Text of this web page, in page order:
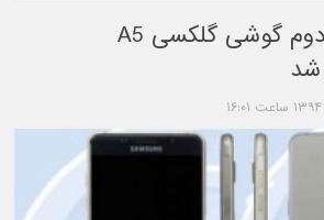
مشخصات نسل دوم گوشی گلکسی A5